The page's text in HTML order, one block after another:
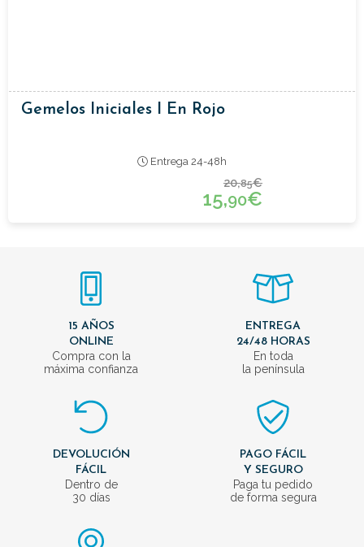
Gemelos Iniciales I En Rojo
Entrega 24-48h
20,85€
15,90€
15 AÑOS
ONLINE
Compra con la
máxima confianza
ENTREGA
24/48 HORAS
En toda
la península
DEVOLUCIÓN
FÁCIL
Dentro de
30 días
PAGO FÁCIL
Y SEGURO
Paga tu pedido
de forma segura